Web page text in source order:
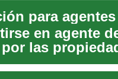
en agente
las
habi...